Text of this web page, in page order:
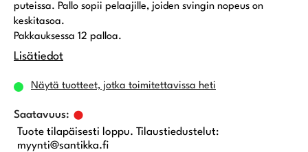
puteissa. Pallo sopii pelaajille, joiden svingin nopeus on
keskitasoa.
Pakkauksessa 12 palloa.
Lisätiedot
Näytä tuotteet, jotka toimitettavissa heti
Tuote tilapäisesti loppu. Tilaustiedustelut:
myynti@santikka.fi